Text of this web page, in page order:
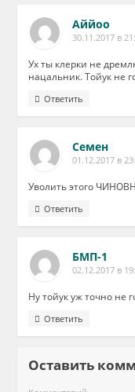
Аййоо
30.11.2017 в
Ух ты клерки не
нацальник. Тойук не
Ответить
Семен
01.12.2017 в
Уволить этого
Ответить
БМП-1
02.12.2017 в
Ну тойук уж точно не
Ответить
Оставить